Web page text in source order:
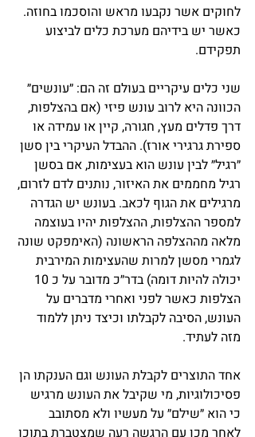
לחוקים אשר נקבעו מראש והוסכמו בחוזה.
כאשר יש בידיהם מערכת כלים לביצוע
תפקידם.
שני כלים עיקריים בעולם זה הם: ״עונשים״
הכוונה היא לרוב עונש פיזי (אם בהצלפות,
דרך פדלים מעץ, חגורה, קיין או עמידה או
ספירת גרגירי אורז). ההבדל העיקרי בין סשן
״רגיל״ לבין עונש הוא בעצימות, אם בסשן
רגיל מחממים את האיזור, נותנים לדם לזרום,
מרגילים את הגוף לכאב. בעונש יש הגדרה
למספר ההצלפות, ההצלפות יהיו בעוצמה
מלאה מההצלפה הראשונה (האימפקט שונה
לגמרי מסשן למרות שהעצימות המירבית
הצלפות כאשר לפני ואחרי מדברים על
העונש, הסיבה לקבלתו וכיצד ניתן ללמוד
מזה לעתיד.
אחד התוצרים לקבלת העונש וגם הענקתו הן
פסיכולוגיות, מי שקיבל את העונש מרגיש
כי הוא ״שילם״ על מעשיו ולא מסתובב
לאחר מכן עם הרגשה רעה שמצטברת בתוכו